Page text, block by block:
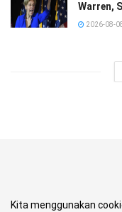
Warren,
2026-08-
Kita menggunakan